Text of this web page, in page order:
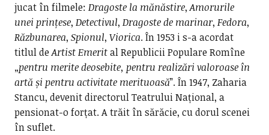
jucat în filmele: Dragoste la mănăstire,Amorurile
unei prințese, Detectivul, Dragoste de marinar, Fedora,
Răzbunarea, Spionul, Viorica. În 1953 i s-a acordat
titlul deArtist Emerital Republicii Populare Romîne
„pentru merite deosebite, pentru realizări valoroase în
artă și pentru activitate merituoasă”. În 1947, Zaharia
Stancu, devenit directorul Teatrului Național, a
pensionat-o forțat. A trăit în sărăcie, cu dorul scenei
în suflet.